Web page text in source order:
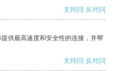
支持[0] 反对[0]
供最高速度和安全性的连接，并帮
支持[0] 反对[0]